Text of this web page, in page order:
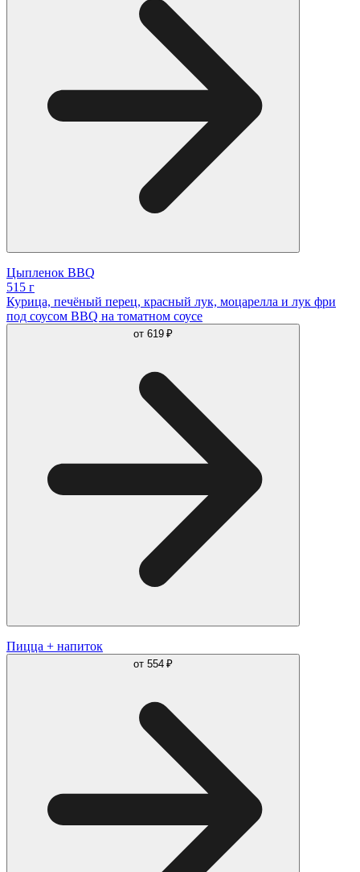
Цыпленок BBQ
515 г
Курица, печёный перец, красный лук, моцарелла и лук фри
под соусом BBQ на томатном соусе
от 619 ₽
Пицца + напиток
от 554 ₽